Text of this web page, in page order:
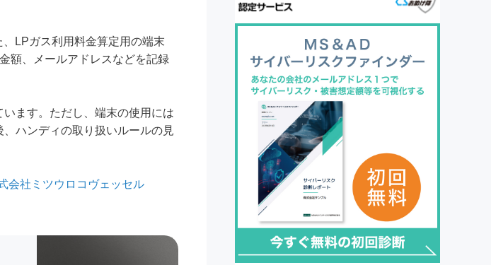
LPガス利用料金算定用の端末
額、メールアドレスなどを記録
ます。ただし、端末の使用には
ハンディの取り扱いルールの見
会社ミツウロコヴェッセル